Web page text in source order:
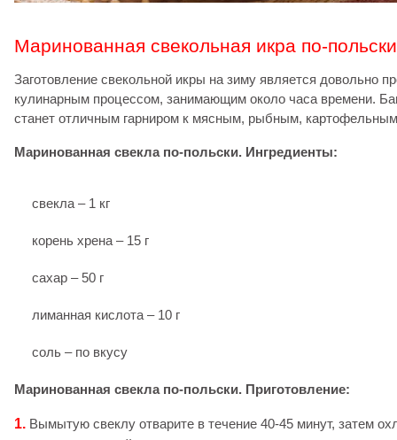
Маринованная свекольная икра по-польски
Заготовление свекольной икры на зиму является довольно
кулинарным процессом, занимающим около часа времени.
станет отличным гарниром к мясным, рыбным,
Маринованная свекла по-польски. Ингредиенты:
свекла – 1 кг
корень хрена – 15 г
сахар – 50 г
лиманная кислота – 10 г
соль – по вкусу
Маринованная свекла по-польски. Приготовление:
1. Вымытую свеклу отварите в течение 40-45 минут, затем